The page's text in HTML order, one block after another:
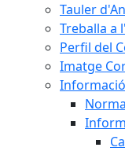
Tauler
Treballa a
Perfil del
Imatge